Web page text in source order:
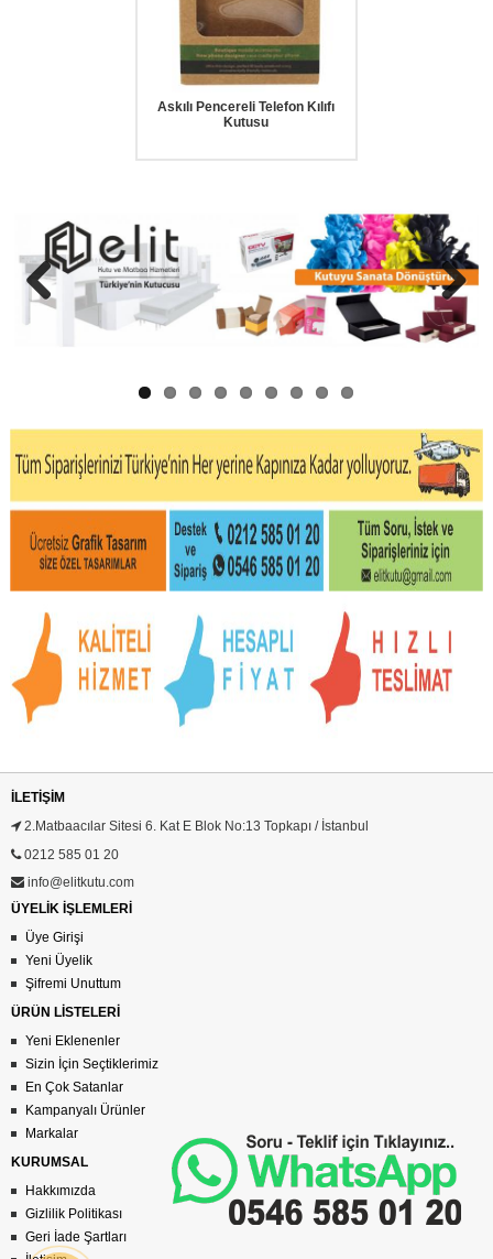
Askılı Pencereli Telefon Kılıfı
Kutusu
Previous Next
İLETIŞIM
2.Matbaacılar Sitesi 6. Kat E Blok No:13 Topkapı / İstanbul
0212 585 01 20
info@elitkutu.com
ÜYELİK İŞLEMLERİ
Üye Girişi
Yeni Üyelik
Şifremi Unuttum
ÜRÜN LİSTELERİ
Yeni Eklenenler
Sizin İçin Seçtiklerimiz
En Çok Satanlar
Kampanyalı Ürünler
Markalar
KURUMSAL
Hakkımızda
Gizlilik Politikası
Geri İade Şartları